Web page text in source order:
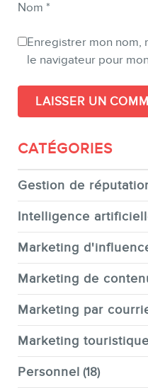
Nom *
Enregistrer mon nom,
le navigateur pour
CATÉGORIES
Gestion de
Intelligence
Marketing
Marketing de
Marketing par
Marketing touristique
Personnel (18)